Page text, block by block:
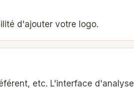
d'ajouter votre logo.
etc. L'interface d'analyse